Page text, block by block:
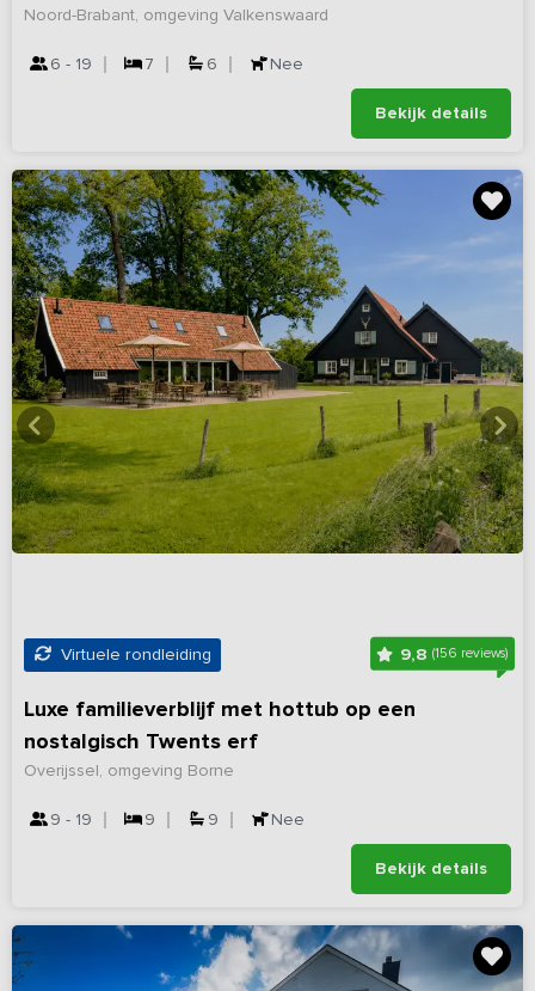
Noord-Brabant, omgeving Valkenswaard
6 - 19 7 6 Nee
Bekijk details
Virtuele rondleiding 9,8 (156 reviews)
Luxe familieverblijf met hottub op een
nostalgisch Twents erf
Overijssel, omgeving Borne
9 - 19 9 9 Nee
Bekijk details